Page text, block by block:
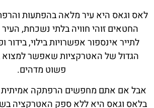
לאס וגאס היא עיר מלאה בהפתעות
החטאים זוהי חוויה בלתי נשכחת,
לתייר אינספור אפשרויות בילוי, בידור
הגדול של האטרקציות שאפשר למצוא
פשוט מדהים.
אבל אם אתם מחפשים הרפתקה אמיתית
בלאס וגאס היא ללא ספק האטרקציה